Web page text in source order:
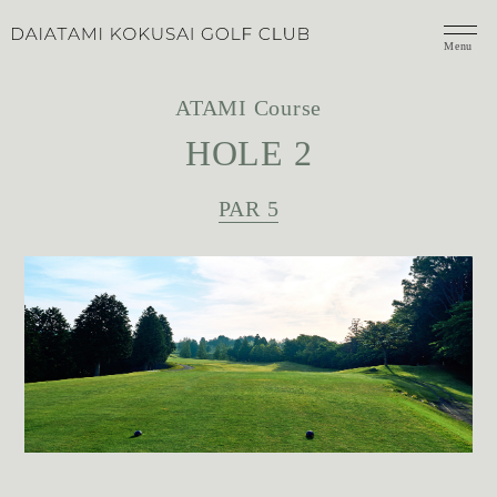
Menu
ATAMI Course
HOLE 2
PAR 5